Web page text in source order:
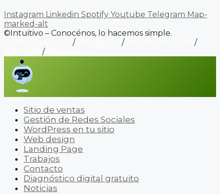
Instagram Linkedin Spotify Youtube Telegram Map-
marked-alt
©Intuitivo – Conocénos, lo hacemos simple.
/ /
/
/
Sitio de ventas
Gestión de Redes Sociales
WordPress en tu sitio
Web design
Landing Page
Trabajos
Contacto
Diagnóstico digital gratuito
Noticias